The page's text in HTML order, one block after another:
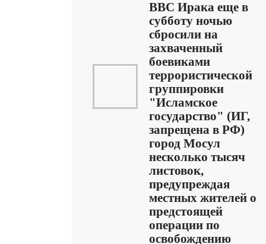
ВВС Ирака еще в
субботу ночью
сбросили на
захваченный
боевиками
террористической
группировки
"Исламское
государство" (ИГ,
запрещена в РФ)
город Мосул
несколько тысяч
листовок,
предупреждая
местных жителей о
предстоящей
операции по
освобождению